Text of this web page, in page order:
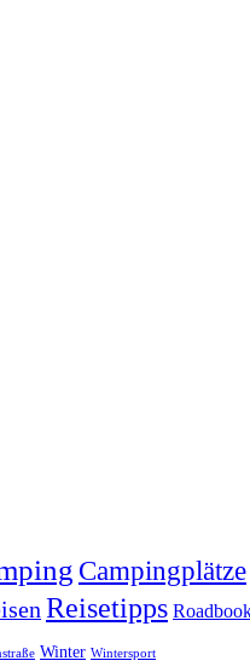
Campingplätze
Reisetipps
Winter Wintersport